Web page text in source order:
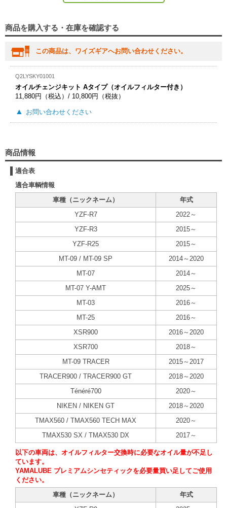
商品を購入する・在庫を確認する
この商品は、ワイズギアへお問い合わせください。
Q2LYSKY01001
オイルチェンジキット Aタイプ（オイルフィルター付き）
11,880円（税込）/ 10,800円（税抜）
お問い合わせください
商品情報
適合表
適合車輌情報
車種（ニックネーム）
年式
YZF-R7
2022～
YZF-R3
2015～
YZF-R25
2015～
MT-09 / MT-09 SP
2014～2020
MT-07
2014～
MT-07 Y-AMT
2025～
MT-03
2016～
MT-25
2016～
XSR900
2016～2020
XSR700
2018～
MT-09 TRACER
2015～2017
TRACER900 / TRACER900 GT
2018～2020
Ténéré700
2020～
NIKEN / NIKEN GT
2018～2020
TMAX560 / TMAX560 TECH MAX
2020～
TMAX530 SX / TMAX530 DX
2017～
以下の車両は、オイルフィルター交換時に必要なオイル量が不足し
ています。
YAMALUBE プレミアムシンセティックを必要量買い足してご使用
ください。
車種（ニックネーム）
年式